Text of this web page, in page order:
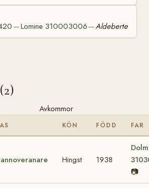
—Lomine 310003006—Aldeberte
Avkommor
KÖN FÖDD FAR
Hingst 1938
📷